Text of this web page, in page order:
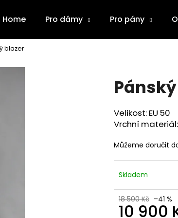
Home Pro dámy Pro pány
blazer
Velikost: EU 50
Vrchní materiál:
Můžeme doručit
Skladem
18 500 Kč –41 %
10 900
Co potřebujete najít?
HLEDAT